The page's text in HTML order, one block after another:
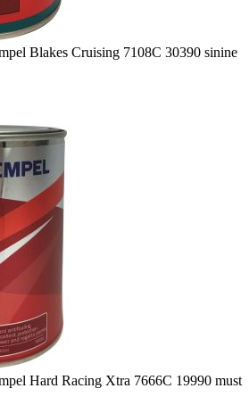
Blakes Cruising 7108C 30390 sinine
Hard Racing Xtra 7666C 19990 must